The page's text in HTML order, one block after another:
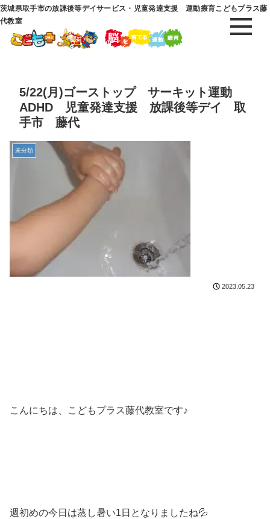
茨城県取手市の放課後等デイサービス・児童発達支援 運動療育こどもプラス藤
代教室
5/22(月)ゴーストップ サーキット運動
ADHD 児童発達支援 放課後等デイ 取
手市 藤代
未分類
2023.05.23
こんにちは、こどもプラス藤代教室です♪
週初めの今日は蒸し暑い1日となりましたね💦